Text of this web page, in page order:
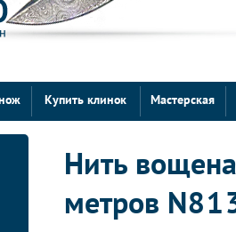
Купить клинок Мастерская
Нить
метров